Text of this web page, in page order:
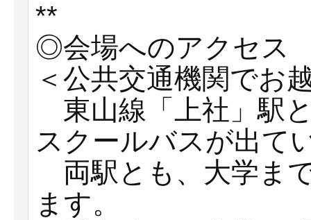
**
◎会場へのアクセス
＜公共交通機関でお
東山線「上社」駅
スクールバスが出て
両駅とも、大学ま
ます。